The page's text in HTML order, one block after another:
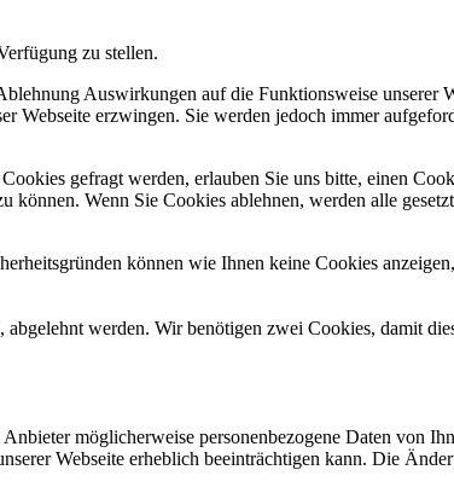
zu stellen.
Auswirkungen auf die Funktionsweise unserer
Webseite erzwingen. Sie werden jedoch immer
gefragt werden, erlauben Sie uns bitte, einen
Wenn Sie Cookies ablehnen, werden alle
können wie Ihnen keine Cookies
werden. Wir benötigen zwei Cookies, damit
möglicherweise personenbezogene Daten von
Webseite erheblich beeinträchtigen kann. Die